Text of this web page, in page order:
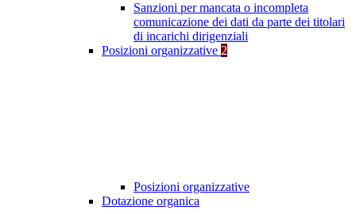
Sanzioni per mancata o incompleta
comunicazione dei dati da parte dei titolari
di incarichi dirigenziali
Posizioni organizzative 2
Posizioni organizzative
Dotazione organica